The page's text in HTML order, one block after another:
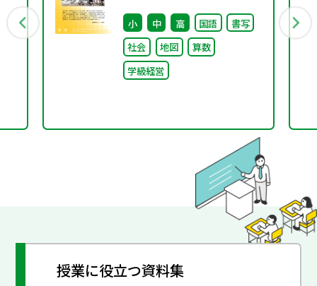
る〜「あの日」を語り継
ぐ本川小学校の子どもた
ち〜
小 中 高 国語
書写
社会
地図
算数
学級経営
授業に役立つ資料集